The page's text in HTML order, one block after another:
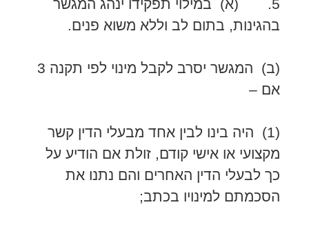
5. (א) במילוי תפקידו ינהג המגשר
בהגינות, בתום לב וללא משוא פנים.
(ב) המגשר יסרב לקבל מינוי לפי תקנה 3
אם –
(1) היה בינו לבין אחד מבעלי הדין קשר
מקצועי או אישי קודם, זולת אם הודיע על
כך לבעלי הדין האחרים והם נתנו את
הסכמתם למינויו בכתב;